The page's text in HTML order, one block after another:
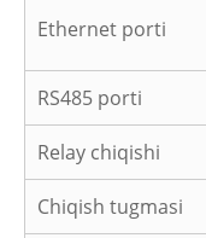
Ethernet porti
RS485 porti
Relay chiqishi
Chiqish tugmasi